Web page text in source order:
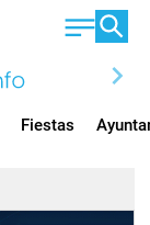
chevron_right
Fiestas